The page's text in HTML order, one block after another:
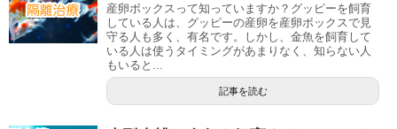
産卵ボックスって知っていますか？グッピーを飼育
している人は、グッピーの産卵を産卵ボックスで見
守る人も多く、有名です。しかし、金魚を飼育して
いる人は使うタイミングがあまりなく、知らない人
もいると...
記事を読む